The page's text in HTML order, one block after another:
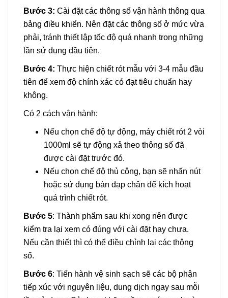
Bước 3: Cài đặt các thông số vận hành thông qua
bảng điều khiển. Nên đặt các thông số ở mức vừa
phải, tránh thiết lập tốc độ quá nhanh trong những
lần sử dụng đầu tiên.
Bước 4: Thực hiện chiết rót mẫu với 3-4 mẫu đầu
tiên để xem độ chính xác có đạt tiêu chuẩn hay
không.
Có 2 cách vận hành:
Nếu chọn chế độ tự động, máy chiết rót 2 vòi
1000ml sẽ tự động xả theo thông số đã
được cài đặt trước đó.
Nếu chọn chế độ thủ công, bạn sẽ nhấn nút
hoặc sử dụng bàn đạp chân để kích hoạt
quá trình chiết rót.
Bước 5: Thành phẩm sau khi xong nên được
kiểm tra lại xem có đúng với cài đặt hay chưa.
Nếu cần thiết thì có thể điều chỉnh lại các thông
số.
Bước 6: Tiến hành vệ sinh sạch sẽ các bộ phận
tiếp xúc với nguyên liệu, dung dịch ngay sau mỗi